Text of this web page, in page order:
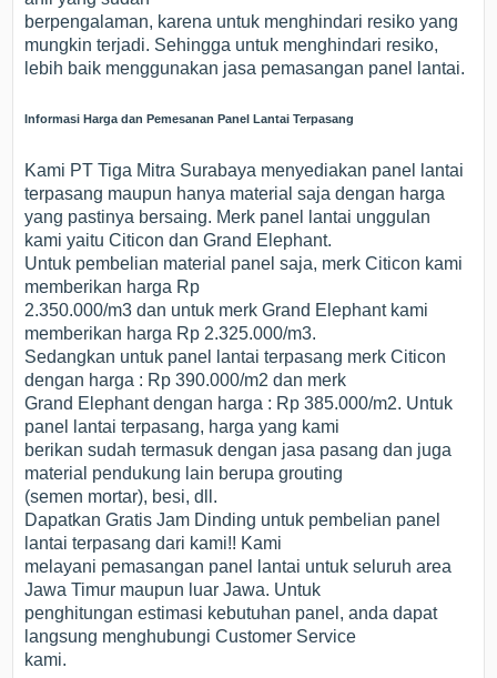
berpengalaman, karena untuk menghindari resiko yang
mungkin terjadi. Sehingga untuk menghindari resiko,
lebih baik menggunakan jasa pemasangan panel lantai.
Informasi Harga dan Pemesanan Panel Lantai Terpasang
Kami PT Tiga Mitra Surabaya menyediakan panel lantai
terpasang maupun hanya material saja dengan harga
yang pastinya bersaing. Merk panel lantai unggulan
kami yaitu Citicon dan Grand Elephant.
Untuk pembelian material panel saja, merk Citicon kami
memberikan harga Rp
2.350.000/m3 dan untuk merk Grand Elephant kami
memberikan harga Rp 2.325.000/m3.
Sedangkan untuk panel lantai terpasang merk Citicon
dengan harga : Rp 390.000/m2 dan merk
Grand Elephant dengan harga : Rp 385.000/m2. Untuk
panel lantai terpasang, harga yang kami
berikan sudah termasuk dengan jasa pasang dan juga
material pendukung lain berupa grouting
(semen mortar), besi, dll.
Dapatkan Gratis Jam Dinding untuk pembelian panel
lantai terpasang dari kami!! Kami
melayani pemasangan panel lantai untuk seluruh area
Jawa Timur maupun luar Jawa. Untuk
penghitungan estimasi kebutuhan panel, anda dapat
langsung menghubungi Customer Service
kami.